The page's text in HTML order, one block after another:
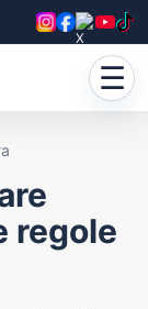
☰
regole